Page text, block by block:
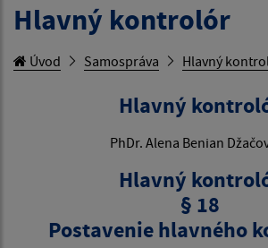
Hlavný kontrolór
Úvod Samospráva Hlavný
Hlavný
PhDr. Alena Benian
Hlavný
§ 18
Postavenie hlavného